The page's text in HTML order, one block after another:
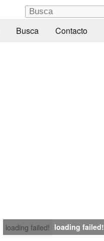
Busca Contacto
loading failed! loading failed!